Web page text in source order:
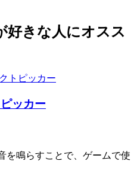
好きな人にオスス
ッカー
を鳴らすことで、ゲームで使